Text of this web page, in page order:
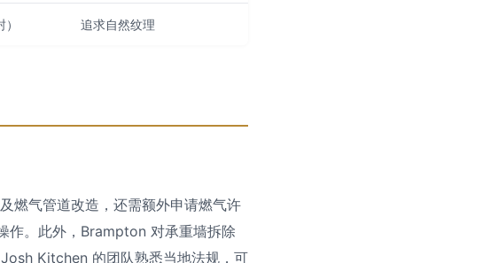
追求自然纹理
燃气管道改造，还需额外申请燃气许
作。此外，Brampton 对承重墙拆除
Kitchen 的团队熟悉当地法规，可